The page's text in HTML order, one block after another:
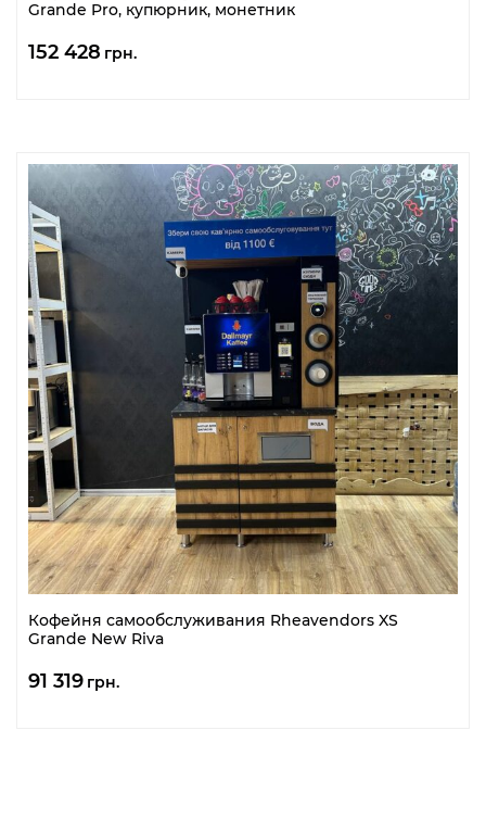
Grande Pro, купюрник, монетник
152 428 грн.
Кофейня самообслуживания Rheavendors XS
Grande New Riva
91 319 грн.